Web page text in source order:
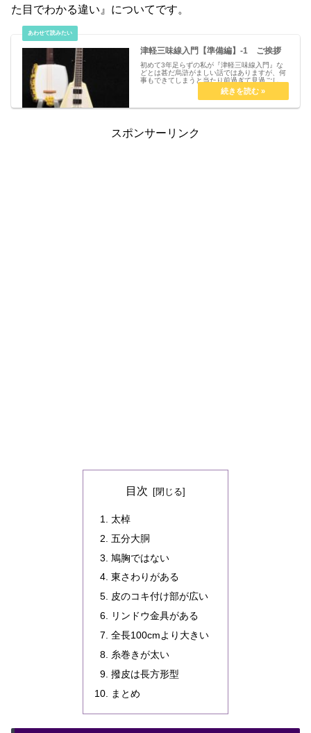
た目でわかる違い』についてです。
津軽三味線入門【準備編】-1 ご挨拶
初めて3年足らずの私が『津軽三味線入門』な
どとは甚だ烏滸がましい話ではありますが、何
事もできてしまうと当たり前過ぎて見過ごして
しまう事って多々有るように感じています。
スポンサーリンク
目次
太棹
五分大胴
鳩胸ではない
東さわりがある
皮のコキ付け部が広い
リンドウ金具がある
全長100cmより大きい
糸巻きが太い
撥皮は長方形型
まとめ